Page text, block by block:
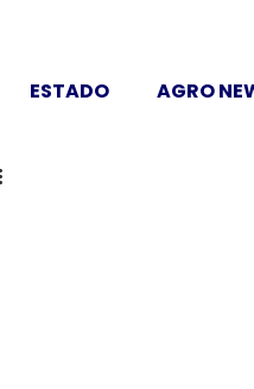
ESTADO AGRO